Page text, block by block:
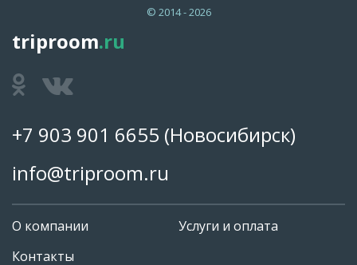
© 2014 - 2026
triproom.ru
+7 903 901 6655 (Новосибирск)
info@triproom.ru
О компании
Контакты
Услуги и оплата